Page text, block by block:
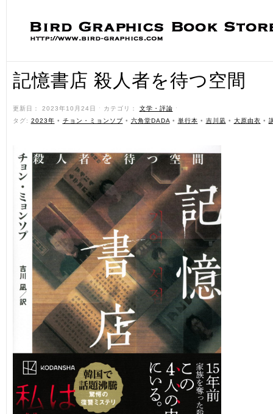
記憶書店 殺人者を待つ空間
更新日： 2023年10月24日 ˑ カテゴリ： 文学・評論 ˑ
タグ: 2023年 • チョン・ミョンソブ • 六角堂DADA • 単行本 • 吉川凪 • 大原由衣 •